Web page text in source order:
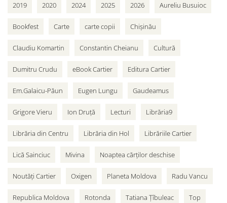
2019 2020 2024 2025 2026 Aureliu Busuioc
Bookfest Carte carte copii Chișinău
Claudiu Komartin Constantin Cheianu Cultură
Dumitru Crudu eBook Cartier Editura Cartier
Em.Galaicu-Păun Eugen Lungu Gaudeamus
Grigore Vieru Ion Druță Lecturi Librăria9
Librăria din Centru Librăria din Hol Librăriile Cartier
Lică Sainciuc Mivina Noaptea cărților deschise
Noutăți Cartier Oxigen Planeta Moldova Radu Vancu
Republica Moldova Rotonda Tatiana Țîbuleac Top